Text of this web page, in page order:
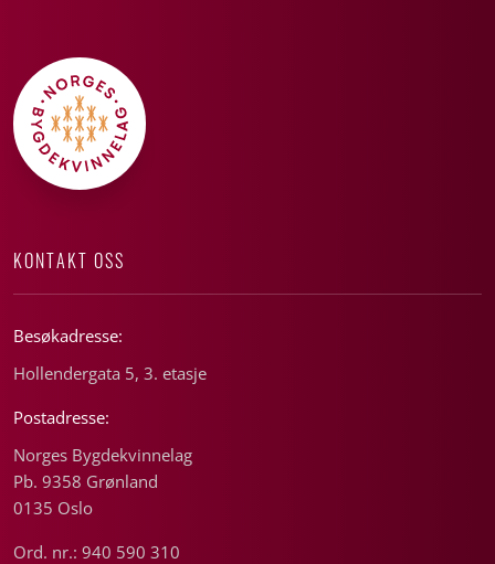
KONTAKT OSS
Besøkadresse:
Hollendergata 5, 3. etasje
Postadresse:
Norges Bygdekvinnelag
Pb. 9358 Grønland
0135 Oslo
Ord. nr.: 940 590 310